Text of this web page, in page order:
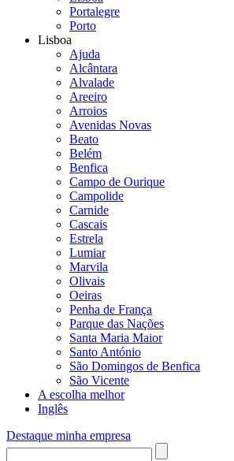
Portalegre
Porto
Lisboa
Ajuda
Alcântara
Alvalade
Areeiro
Arroios
Avenidas Novas
Beato
Belém
Benfica
Campo de Ourique
Campolide
Carnide
Cascais
Estrela
Lumiar
Marvila
Olivais
Oeiras
Penha de França
Parque das Nações
Santa Maria Maior
Santo António
São Domingos de Benfica
São Vicente
A escolha melhor
Inglês
Destaque minha empresa